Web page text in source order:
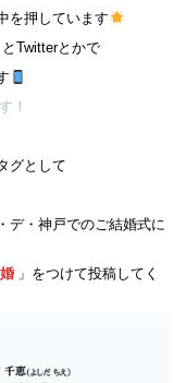
を押しています
とTwitterとかで
！
グとして
デ・神戸でのご結婚式に
」をつけて投稿してく